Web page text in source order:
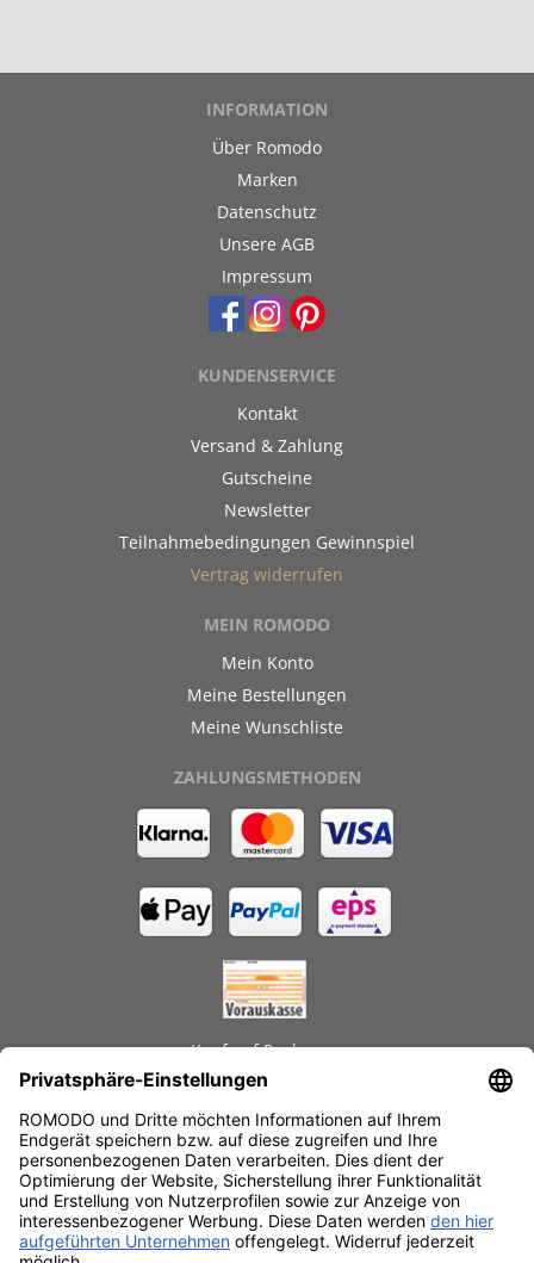
INFORMATION
Über Romodo
Marken
Datenschutz
Unsere AGB
Impressum
KUNDENSERVICE
Kontakt
Versand & Zahlung
Gutscheine
Newsletter
Teilnahmebedingungen Gewinnspiel
Vertrag widerrufen
MEIN ROMODO
Mein Konto
Meine Bestellungen
Meine Wunschliste
ZAHLUNGSMETHODEN
Kauf auf Rechnung
Schnelle Lieferzeiten
Käuferschutz
Datenschutz
SSL-Verschlüsselung